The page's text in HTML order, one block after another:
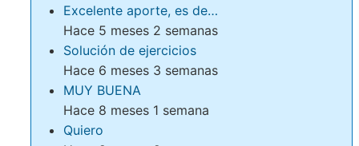
Excelente aporte, es de…
Hace 5 meses 2 semanas
Solución de ejercicios
Hace 6 meses 3 semanas
MUY BUENA
Hace 8 meses 1 semana
Quiero